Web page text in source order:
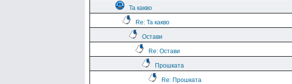
Та какво
Re: Та какво
Остави
Re: Остави
Прошката
Re: Прошката